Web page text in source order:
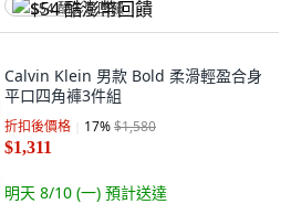
$54 酷澎幣回饋
Calvin Klein 男款 Bold 柔滑輕盈合身
平口四角褲3件組
折扣後價格 17%$1,580
$1,311
明天 8/10 (一) 預計送達